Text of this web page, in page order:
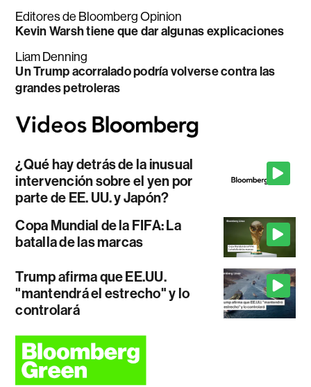
Editores de Bloomberg Opinion
Kevin Warsh tiene que dar algunas explicaciones
Liam Denning
Un Trump acorralado podría volverse contra las
grandes petroleras
¿Qué hay detrás de la inusual
intervención sobre el yen por
parte de EE. UU. y Japón?
Copa Mundial de la FIFA: La
batalla de las marcas
Trump afirma que EE.UU.
"mantendrá el estrecho" y lo
controlará